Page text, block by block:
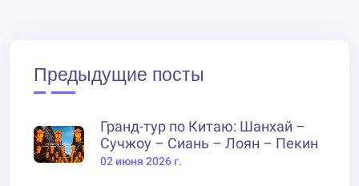
Предыдущие посты
Гранд-тур по Китаю: Шанхай –
Сучжоу – Сиань – Лоян – Пекин
02 июня 2026 г.